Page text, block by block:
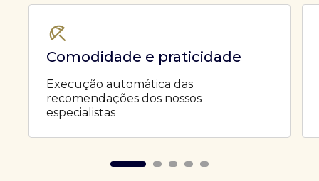
Comodidade e praticidade
Execução automática das
recomendações dos nossos
especialistas